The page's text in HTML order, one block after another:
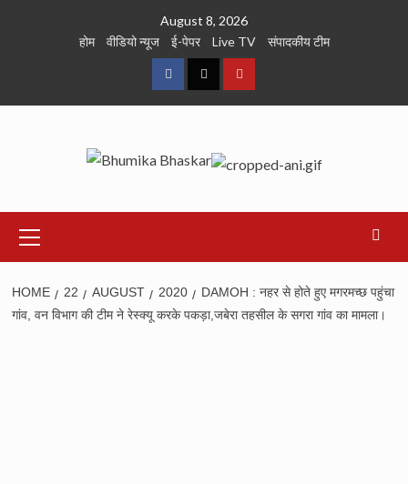
August 8, 2026
होम
वीडियो न्यूज ई-पेपर Live TV संपादकीय टीम
FacebookTwitterYoutube
Menu
HOME 22 AUGUST 2020
DAMOH : नहर से होते हुए मगरमच्छ पहुंचा
गांव, वन विभाग की टीम ने रेस्क्यू करके पकड़ा,जबेरा तहसील के सगरा गांव का मामला।